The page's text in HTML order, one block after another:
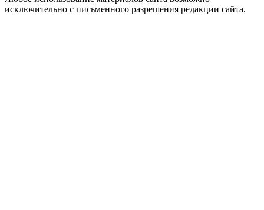
исключительно с письменного разрешения редакции сайта.